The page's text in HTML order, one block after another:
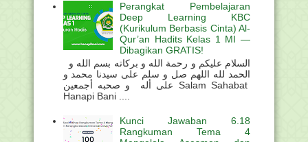
Perangkat Pembelajaran
Deep Learning KBC
(Kurikulum Berbasis Cinta) Al-
Qur’an Hadits Kelas 1 MI —
Dibagikan GRATIS!
الحمد لله اللهم صل و سلم على سيدنا محمد و
على أله و صحبه أجمعين Salam Sahabat
Hanapi Bani ....
Kunci Jawaban 6.18
Rangkuman Tema 4